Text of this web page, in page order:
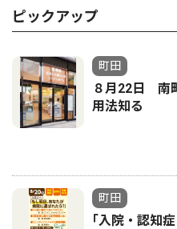
ピックアップ
町田
８月22日 南
用法知る
町田
｢入院・認知